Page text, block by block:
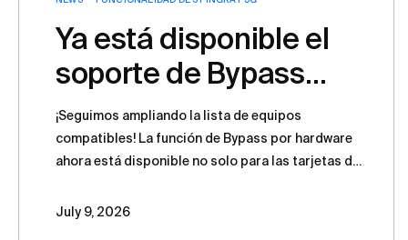
Ya está disponible el
soporte de Bypass
para tarjetas de red
LR-LINK en Stingray
Service Gateway
¡Seguimos ampliando la lista de equipos
compatibles! La función de Bypass por hardware
ahora está disponible no solo para las tarjetas de
LINK basadas en chipsets Intel.
July 9, 2026